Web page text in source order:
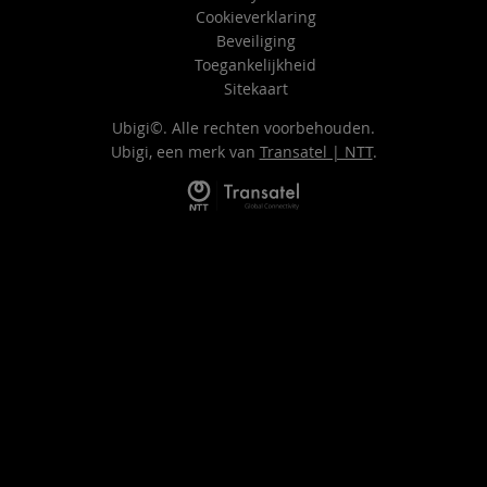
Cookieverklaring
Beveiliging
Toegankelijkheid
Sitekaart
Ubigi©. Alle rechten voorbehouden.
Ubigi, een merk van Transatel | NTT.